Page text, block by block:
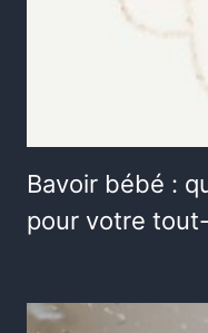
Bavoir bébé :
pour votre